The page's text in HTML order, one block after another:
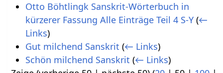
Otto Böhtlingk Sanskrit-Wörterbuch in
kürzerer Fassung Alle Einträge Teil 4 S-Y (←
Links)
Gut milchend Sanskrit (← Links)
Schön milchend Sanskrit (← Links)